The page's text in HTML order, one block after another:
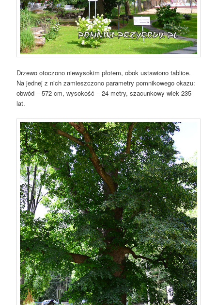
Drzewo otoczono niewysokim płotem, obok ustawiono tablice.
Na jednej z nich zamieszczono parametry pomnikowego okazu:
obwód – 572 cm, wysokość – 24 metry, szacunkowy wiek 235
lat.